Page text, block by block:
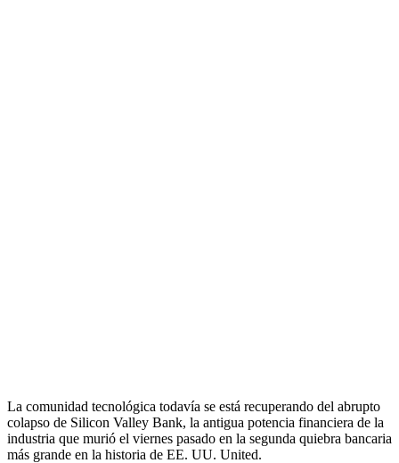
La comunidad tecnológica todavía se está recuperando del abrupto
colapso de Silicon Valley Bank, la antigua potencia financiera de la
industria que murió el viernes pasado en la segunda quiebra bancaria
más grande en la historia de EE. UU. United.